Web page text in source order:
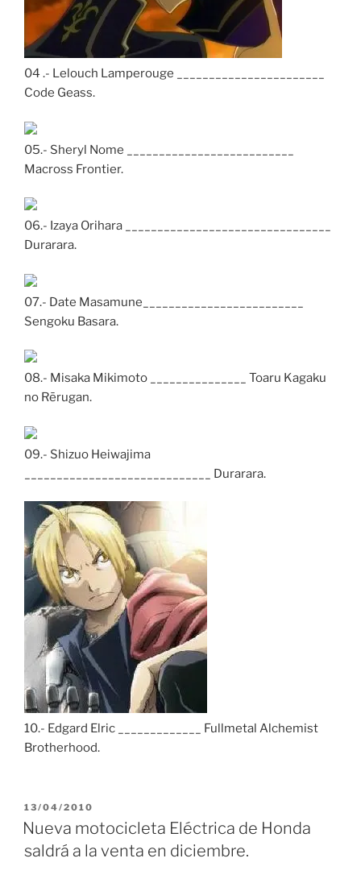
04 .- Lelouch Lamperouge _______________________
Code Geass.
05.- Sheryl Nome __________________________
Macross Frontier.
06.- Izaya Orihara ________________________________
Durarara.
07.- Date Masamune_________________________
Sengoku Basara.
08.- Misaka Mikimoto _______________ Toaru Kagaku
no Rērugan.
09.- Shizuo Heiwajima
_____________________________ Durarara.
10.- Edgard Elric _____________ Fullmetal Alchemist
Brotherhood.
PUBLICADO
EL
13/04/2010
Nueva motocicleta Eléctrica de Honda
saldrá a la venta en diciembre.